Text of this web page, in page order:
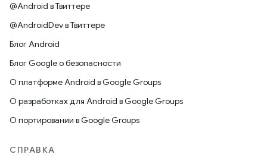
@Android в Твиттере
@AndroidDev в Твиттере
Блог Android
Блог Google о безопасности
О платформе Android в Google Groups
О разработках для Android в Google Groups
О портировании в Google Groups
СПРАВКА